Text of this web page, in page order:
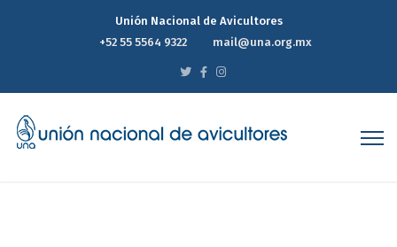
Unión Nacional de Avicultores
+52 55 5564 9322
mail@una.org.mx